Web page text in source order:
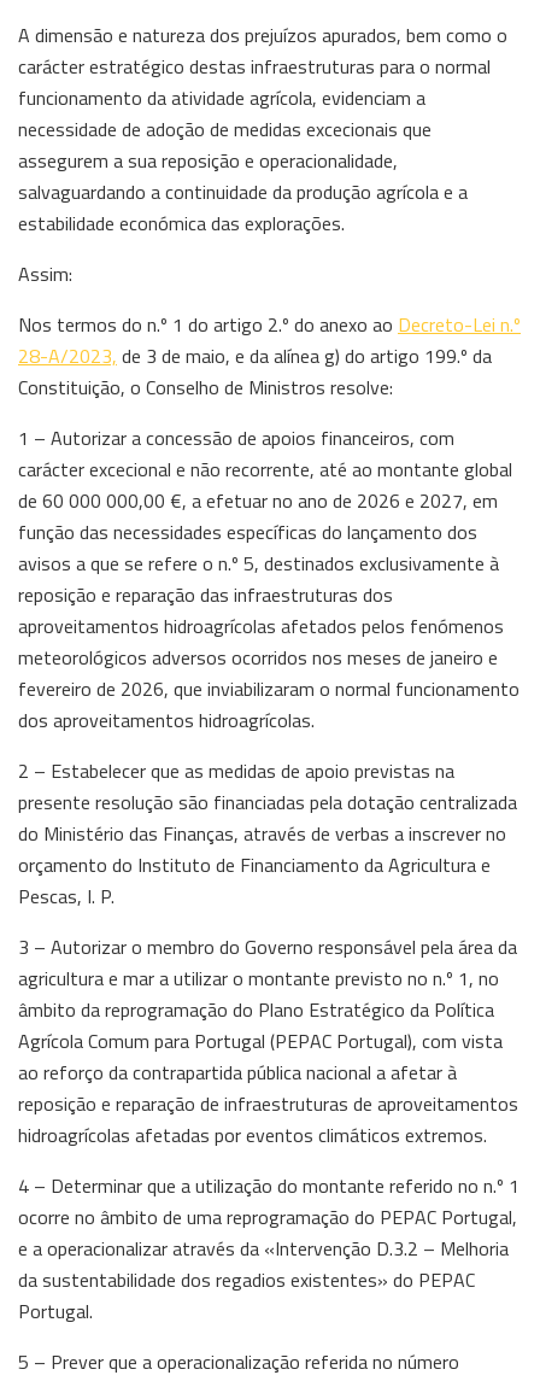
A dimensão e natureza dos prejuízos apurados, bem como o
carácter estratégico destas infraestruturas para o normal
funcionamento da atividade agrícola, evidenciam a
necessidade de adoção de medidas excecionais que
assegurem a sua reposição e operacionalidade,
salvaguardando a continuidade da produção agrícola e a
estabilidade económica das explorações.
Assim:
Nos termos do n.º 1 do artigo 2.º do anexo ao Decreto-Lei n.º
28-A/2023, de 3 de maio, e da alínea g) do artigo 199.º da
Constituição, o Conselho de Ministros resolve:
1 – Autorizar a concessão de apoios financeiros, com
carácter excecional e não recorrente, até ao montante global
de 60 000 000,00 €, a efetuar no ano de 2026 e 2027, em
função das necessidades específicas do lançamento dos
avisos a que se refere o n.º 5, destinados exclusivamente à
reposição e reparação das infraestruturas dos
aproveitamentos hidroagrícolas afetados pelos fenómenos
meteorológicos adversos ocorridos nos meses de janeiro e
fevereiro de 2026, que inviabilizaram o normal funcionamento
dos aproveitamentos hidroagrícolas.
2 – Estabelecer que as medidas de apoio previstas na
presente resolução são financiadas pela dotação centralizada
do Ministério das Finanças, através de verbas a inscrever no
orçamento do Instituto de Financiamento da Agricultura e
Pescas, I. P.
3 – Autorizar o membro do Governo responsável pela área da
agricultura e mar a utilizar o montante previsto no n.º 1, no
âmbito da reprogramação do Plano Estratégico da Política
Agrícola Comum para Portugal (PEPAC Portugal), com vista
ao reforço da contrapartida pública nacional a afetar à
reposição e reparação de infraestruturas de aproveitamentos
hidroagrícolas afetadas por eventos climáticos extremos.
4 – Determinar que a utilização do montante referido no n.º 1
ocorre no âmbito de uma reprogramação do PEPAC Portugal,
e a operacionalizar através da «Intervenção D.3.2 – Melhoria
da sustentabilidade dos regadios existentes» do PEPAC
Portugal.
5 – Prever que a operacionalização referida no número